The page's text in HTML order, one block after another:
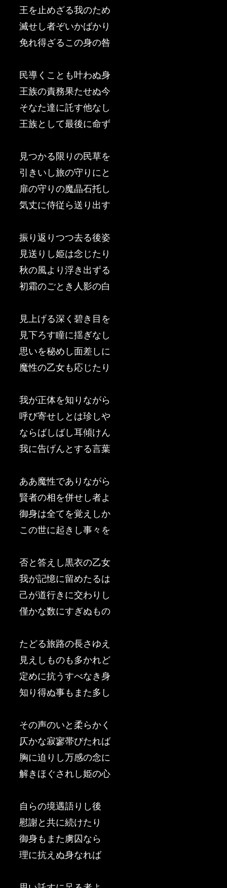
王を止めざる我のため
滅せし者ぞいかばかり
免れ得ざるこの身の咎
民導くことも叶わぬ身
王族の責務果たせぬ今
そなた達に託す他なし
王族として最後に命ず
見つかる限りの民草を
引きいし旅の守りにと
扉の守りの魔晶石托し
気丈に侍従ら送り出す
振り返りつつ去る後姿
見送りし姫は念じたり
秋の風より浮き出ずる
初霜のごとき人影の白
見上げる深く碧き目を
見下ろす瞳に揺ぎなし
思いを秘めし面差しに
魔性の乙女も応じたり
我が正体を知りながら
呼び寄せしとは珍しや
ならばしばし耳傾けん
我に告げんとする言葉
ああ魔性でありながら
賢者の相を併せし者よ
御身は全てを覚えしか
この世に起きし事々を
否と答えし黒衣の乙女
我が記憶に留めたるは
己が道行きに交わりし
僅かな数にすぎぬもの
たどる旅路の長さゆえ
見えしものも多かれど
定めに抗うすべなき身
知り得ぬ事もまた多し
その声のいと柔らかく
仄かな寂寥帯びたれば
胸に迫りし万感の念に
解きほぐされし姫の心
自らの境遇語りし後
慰謝と共に続けたり
御身もまた虜囚なら
理に抗えぬ身なれば